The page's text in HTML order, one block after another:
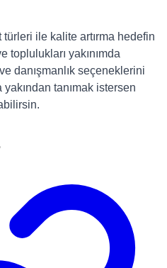
türleri ile kalite artırma hedefin
toplulukları yakınımda
danışmanlık seçeneklerini
tanımak istersen